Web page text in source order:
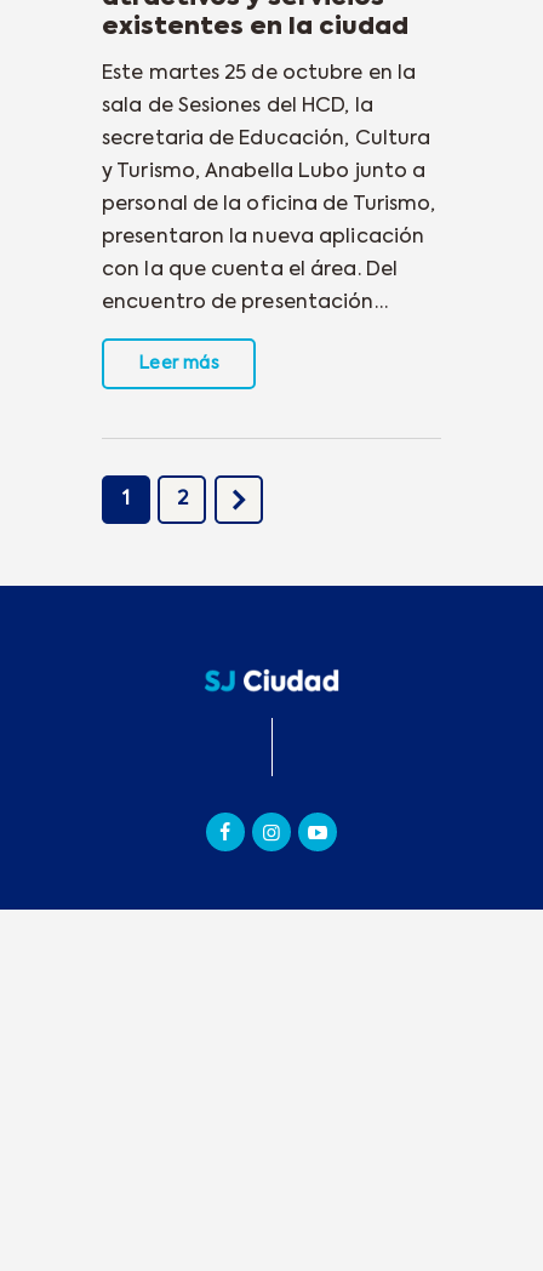
existentes en la ciudad
Este martes 25 de octubre en la
sala de Sesiones del HCD, la
secretaria de Educación, Cultura
y Turismo, Anabella Lubo junto a
personal de la oficina de Turismo,
presentaron la nueva aplicación
con la que cuenta el área. Del
encuentro de presentación…
Leer más
1 2
>